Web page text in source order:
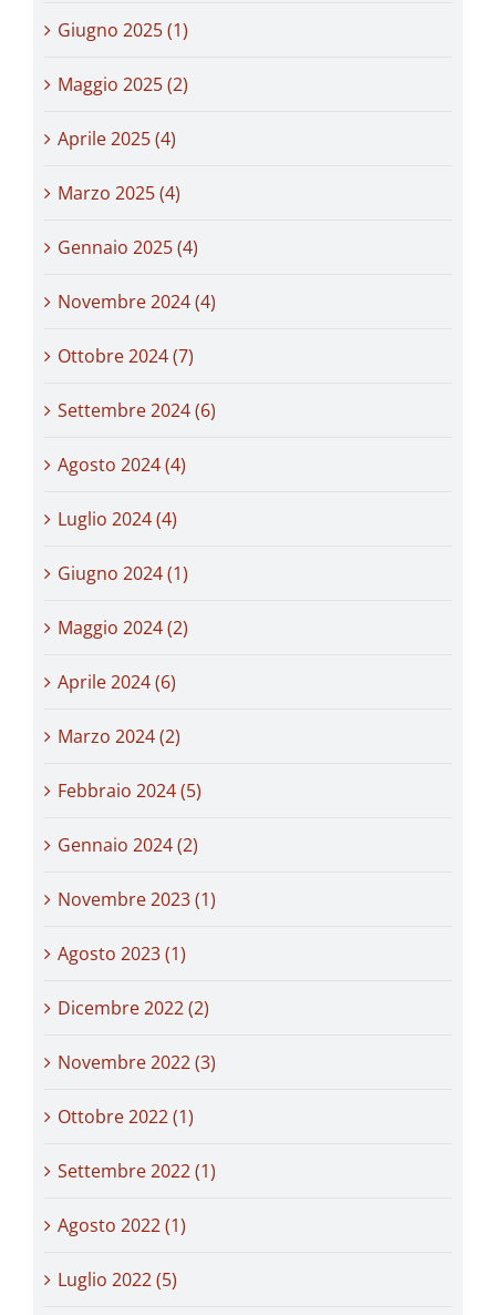
Giugno 2025 (1)
Maggio 2025 (2)
Aprile 2025 (4)
Marzo 2025 (4)
Gennaio 2025 (4)
Novembre 2024 (4)
Ottobre 2024 (7)
Settembre 2024 (6)
Agosto 2024 (4)
Luglio 2024 (4)
Giugno 2024 (1)
Maggio 2024 (2)
Aprile 2024 (6)
Marzo 2024 (2)
Febbraio 2024 (5)
Gennaio 2024 (2)
Novembre 2023 (1)
Agosto 2023 (1)
Dicembre 2022 (2)
Novembre 2022 (3)
Ottobre 2022 (1)
Settembre 2022 (1)
Agosto 2022 (1)
Luglio 2022 (5)